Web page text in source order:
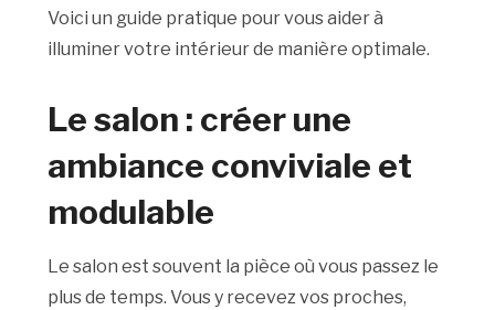
Voici un guide pratique pour vous aider à
illuminer votre intérieur de manière optimale.
Le salon : créer une
ambiance conviviale et
modulable
Le salon est souvent la pièce où vous passez le
plus de temps. Vous y recevez vos proches,